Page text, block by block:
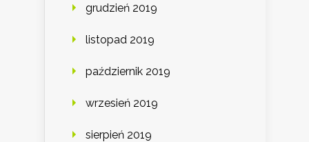
grudzień 2019
listopad 2019
październik 2019
wrzesień 2019
sierpień 2019